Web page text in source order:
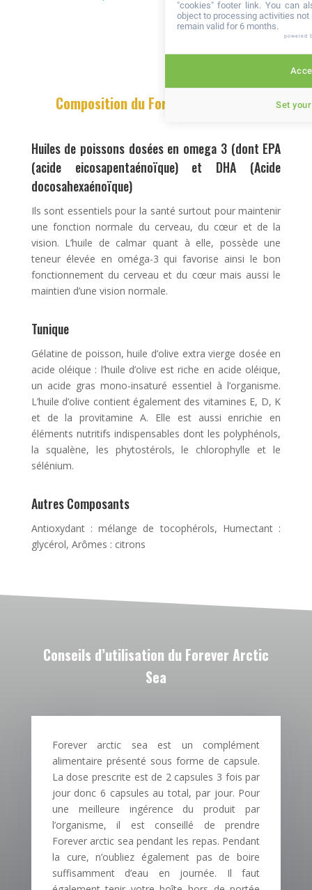
Composition du Forever
Huiles de poissons dosées en omega 3 (dont EPA
(acide eicosapentaénoïque) et DHA (Acide
docosahexaénoïque)
Ils sont essentiels pour la santé surtout pour maintenir
une fonction normale du cerveau, du cœur et de la
vision. L’huile de calmar quant à elle, possède une
teneur élevée en oméga-3 qui favorise ainsi le bon
fonctionnement du cerveau et du cœur mais aussi le
maintien d’une vision normale.
Tunique
Gélatine de poisson, huile d’olive extra vierge dosée en
acide oléique : l’huile d’olive est riche en acide oléique,
un acide gras mono-insaturé essentiel à l’organisme.
L’huile d’olive contient également des vitamines E, D, K
et de la provitamine A. Elle est aussi enrichie en
éléments nutritifs indispensables dont les polyphénols,
la squalène, les phytostérols, le chlorophylle et le
sélénium.
Autres Composants
Antioxydant : mélange de tocophérols, Humectant :
glycérol, Arômes : citrons
Conseils d’utilisation du Forever Arctic
Sea
Forever arctic sea est un complément
alimentaire présenté sous forme de capsule.
La dose prescrite est de 2 capsules 3 fois par
jour donc 6 capsules au total, par jour. Pour
une meilleure ingérence du produit par
l’organisme, il est conseillé de prendre
Forever arctic sea pendant les repas. Pendant
la cure, n’oubliez également pas de boire
suffisamment d’eau en journée. Il faut
"cookies" footer link. You can
object to processing activities
remain valid for 6 months.
powered
Set